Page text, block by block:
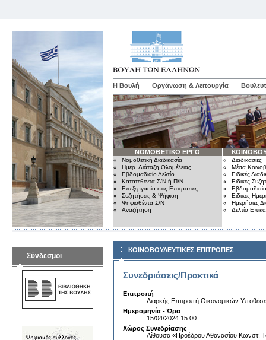
Η Βουλή Οργάνωση & Λειτουργία
ΝΟΜΟΘΕΤΙΚΟ ΕΡΓΟ
Νομοθετική Διαδικασία
Ημερ. Διάταξη Ολομέλειας
Εβδομαδιαίο Δελτίο
Κατατεθέντα Σ/Ν ή Π/Ν
Επεξεργασία στις Επιτροπές
Συζητήσεις & Ψήφιση
Ψηφισθέντα Σ/Ν
Αναζήτηση
Διαδικασίες
Μέσα
Ειδικές
Ειδικές
Εβδομαδιαίο
Ειδικές
Ημερήσιες
Δελτίο
Σύνδεσμοι
ΚΟΙΝΟΒΟΥΛΕΥΤΙΚΕΣ ΕΠΙΤΡΟΠΕΣ
Συνεδριάσεις/Πρακτικά
Επιτροπή
Διαρκής Επιτροπή Οικονομικών
Ημερομηνία - Ώρα
15/04/2024 15:00
Χώρος Συνεδρίασης
Αίθουσα «Προέδρου Αθανασίου Κωνστ.